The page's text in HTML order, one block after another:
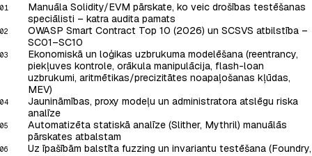
01
Manuāla Solidity/EVM pārskate, ko veic drošības testēšanas
speciālisti – katra audita pamats
02
OWASP Smart Contract Top 10 (2026) un SCSVS atbilstība –
SC01–SC10
03
Ekonomiskā un loģikas uzbrukuma modelēšana (reentrancy,
piekļuves kontrole, orākula manipulācija, flash-loan
uzbrukumi, aritmētikas/precizitātes noapaļošanas kļūdas,
MEV)
04
Jaunināmības, proxy modeļu un administratora atslēgu riska
analīze
05
Automatizēta statiskā analīze (Slither, Mythril) manuālās
pārskates atbalstam
06
Uz īpašībām balstīta fuzzing un invariantu testēšana (Foundry,